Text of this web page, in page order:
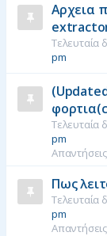
Αρχεια
Τελευταία
pm
Τελευταία
pm
Πως
Τελευταία
pm